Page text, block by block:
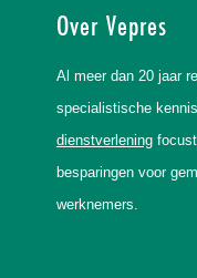
Over Vepres
Al meer dan 20 jaar
specialistische
dienstverleningfocust
besparingen voor
werknemers.